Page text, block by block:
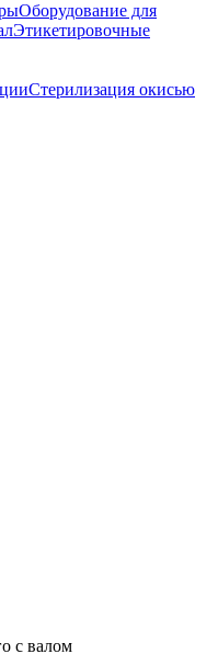
Оборудование для
Этикетировочные
Стерилизация окисью
с валом